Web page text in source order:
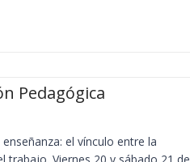
Pedagógica
el vínculo entre la